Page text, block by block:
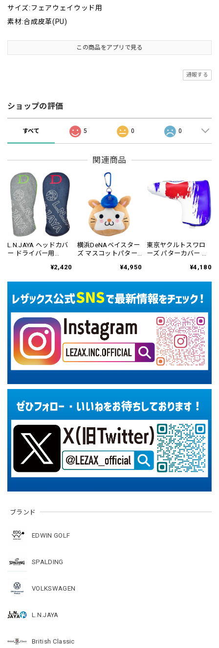
ブランド
EDWIN GOLF
SPALDING
VOLKSWAGEN
L.N.JAYA
British Classic
サイズ:フェアウェイウッド用
素材:合成皮革(PU)
この商品をアプリで見る
通報する
ショップの評価
すべて 5 0 0
関連商品
L.N.JAYA ヘッドカバ
ー ドライバー用
¥2,420
横浜DeNAベイスター
ズ マスコットパター
¥4,950
東京ヤクルトスワロ
ーズ パターカバー ブ
¥4,180